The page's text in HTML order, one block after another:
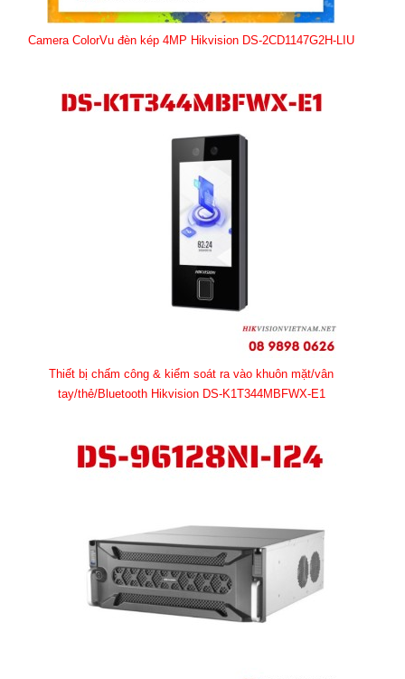
Camera ColorVu đèn kép 4MP Hikvision DS-2CD1147G2H-LIU
Thiết bị chấm công & kiểm soát ra vào khuôn mặt/vân
tay/thẻ/Bluetooth Hikvision DS-K1T344MBFWX-E1